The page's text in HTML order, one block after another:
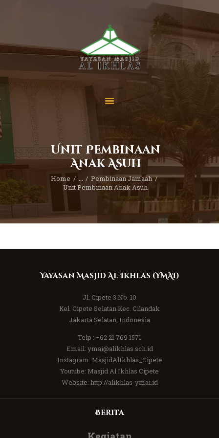
Unit Pembinaan
Anak Asuh
Home ...
Pembinaan Jamaah
Unit Pembinaan Anak Asuh
Yuk Berdonasi
Kontak
Yayasan Masjid Al Ikhlas (YMAI)
Jl. Cipete 3 No. 10
Kel. Cipete Selatan Kec. Cilandak
Jakarta Selatan, Indonesia
Telp : +62 21 769 1571
Email: ymai@alikhlas.sch.id
Instagram: MasjidAlIkhlas_Cipete
Youtube: Masjid Al Ikhlas Cipete
Website: http://alikhlas-ymai.id
Berita